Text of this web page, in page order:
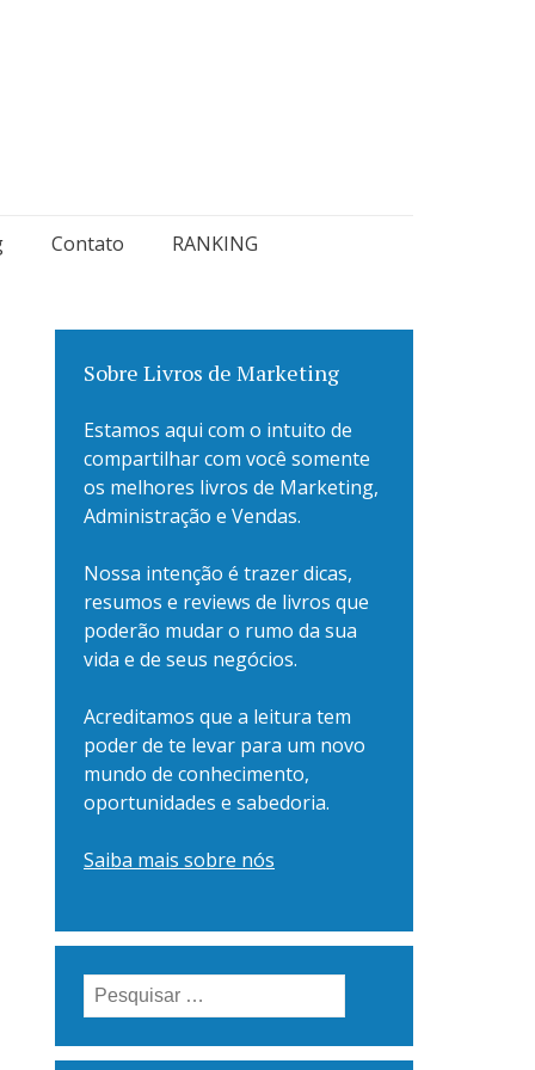
Contato RANKING
Sobre Livros de Marketing
Estamos aqui com o intuito de
compartilhar com você somente
os melhores livros de Marketing,
Administração e Vendas.
Nossa intenção é trazer dicas,
resumos e reviews de livros que
poderão mudar o rumo da sua
vida e de seus negócios.
Acreditamos que a leitura tem
poder de te levar para um novo
mundo de conhecimento,
oportunidades e sabedoria.
Saiba mais sobre nós
Pesquisar
por: